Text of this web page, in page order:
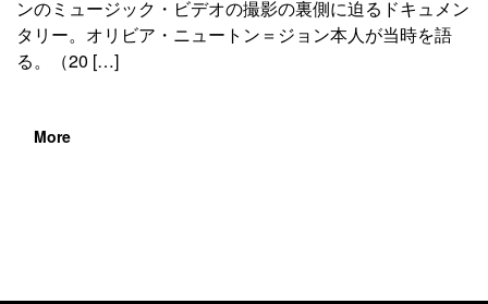
ンのミュージック・ビデオの撮影の裏側に迫るドキュメン
タリー。オリビア・ニュートン＝ジョン本人が当時を語
る。（20 […]
More